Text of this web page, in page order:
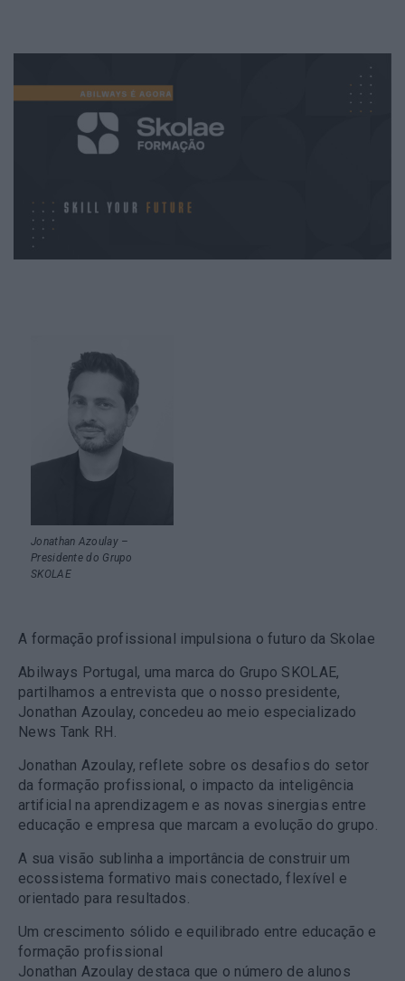
Jonathan Azoulay –
Presidente do Grupo
SKOLAE
A formação profissional impulsiona o futuro da Skolae
Abilways Portugal, uma marca do Grupo SKOLAE,
partilhamos a entrevista que o nosso presidente,
Jonathan Azoulay, concedeu ao meio especializado
News Tank RH.
Jonathan Azoulay, reflete sobre os desafios do setor
da formação profissional, o impacto da inteligência
artificial na aprendizagem e as novas sinergias entre
educação e empresa que marcam a evolução do grupo.
A sua visão sublinha a importância de construir um
ecossistema formativo mais conectado, flexível e
orientado para resultados.
Um crescimento sólido e equilibrado entre educação e
formação profissional
Jonathan Azoulay destaca que o número de alunos